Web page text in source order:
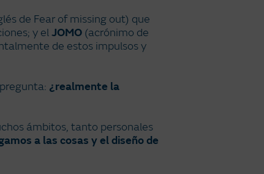
de Fear of missing out) que
y elJOMO (acrónimo de
de estos impulsos y
¿realmente la
ámbitos, tanto personales
a las cosas y el diseño de